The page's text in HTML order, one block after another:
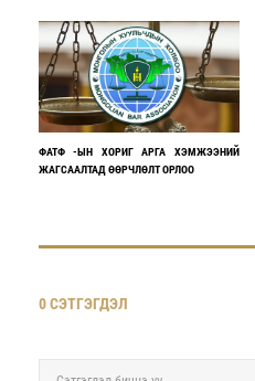
ФАТФ -ЫН ХОРИГ АРГА ХЭМЖЭЭНИЙ
ЖАГСААЛТАД ӨӨРЧЛӨЛТ ОРЛОО
0 СЭТГЭГДЭЛ